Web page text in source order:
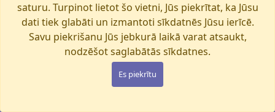
saturu. Turpinot lietot šo vietni, Jūs piekrītat, ka Jūsu
dati tiek glabāti un izmantoti sīkdatnēs Jūsu ierīcē.
Savu piekrišanu Jūs jebkurā laikā varat atsaukt,
nodzēšot saglabātās sīkdatnes.
Es piekrītu